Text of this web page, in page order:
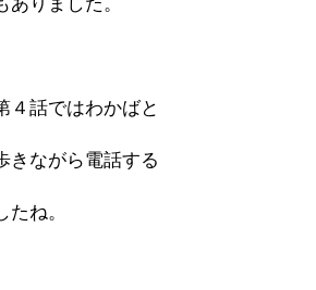
４話ではわかばと
きながら電話する
ね。